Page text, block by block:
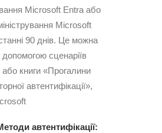
Microsoft Entra або
Microsoft
90 днів. Це можна
сценаріїв
книги «Прогалини
автентифікації»,
автентифікації: